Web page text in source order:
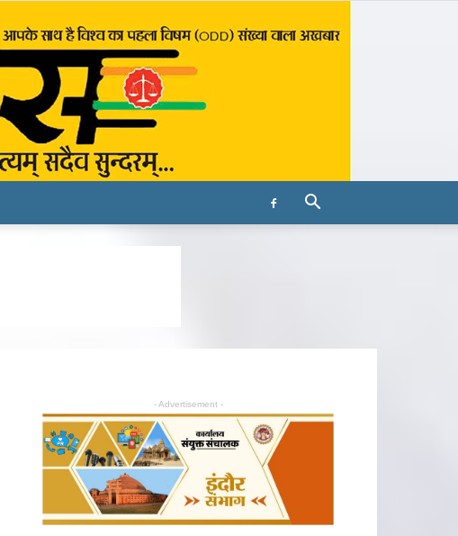
- Advertisement -